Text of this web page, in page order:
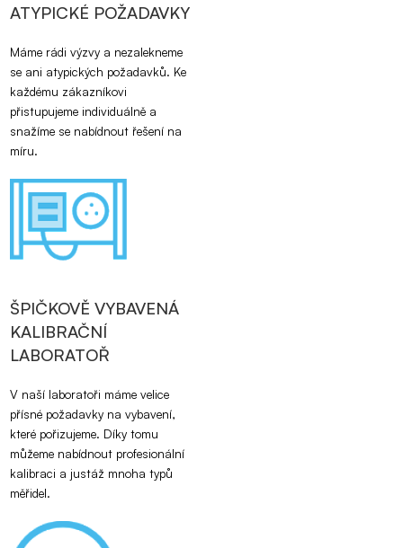
ATYPICKÉ POŽADAVKY
Máme rádi výzvy a nezalekneme
se ani atypických požadavků. Ke
každému zákazníkovi
přistupujeme individuálně a
snažíme se nabídnout řešení na
míru.
ŠPIČKOVĚ VYBAVENÁ
KALIBRAČNÍ
LABORATOŘ
V naší laboratoři máme velice
přísné požadavky na vybavení,
které pořizujeme. Díky tomu
můžeme nabídnout profesionální
kalibraci a justáž mnoha typů
měřidel.